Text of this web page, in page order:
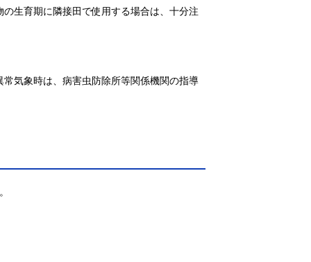
生育期に隣接田で使用する場合は、十分注
気象時は、病害虫防除所等関係機関の指導